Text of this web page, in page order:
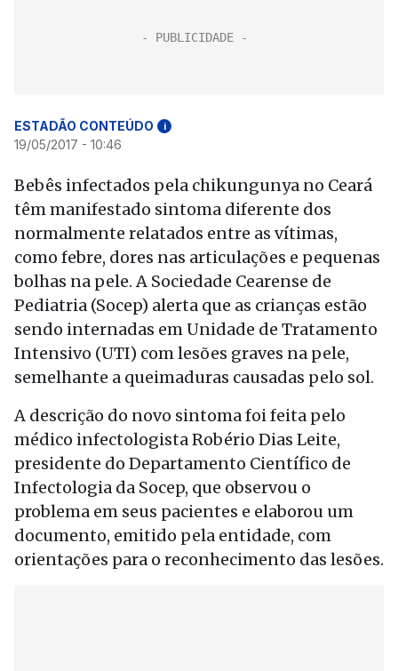
ESTADÃO CONTEÚDO i
19/05/2017 - 10:46
Bebês infectados pela chikungunya no Ceará
têm manifestado sintoma diferente dos
normalmente relatados entre as vítimas,
como febre, dores nas articulações e pequenas
bolhas na pele. A Sociedade Cearense de
Pediatria (Socep) alerta que as crianças estão
sendo internadas em Unidade de Tratamento
Intensivo (UTI) com lesões graves na pele,
semelhante a queimaduras causadas pelo sol.
A descrição do novo sintoma foi feita pelo
médico infectologista Robério Dias Leite,
presidente do Departamento Científico de
Infectologia da Socep, que observou o
problema em seus pacientes e elaborou um
documento, emitido pela entidade, com
orientações para o reconhecimento das lesões.